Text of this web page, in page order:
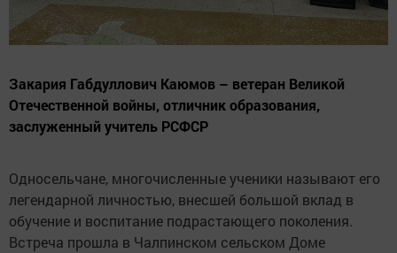
Закария Габдуллович Каюмов – ветеран Великой
Отечественной войны, отличник образования,
заслуженный учитель РСФСР
Односельчане, многочисленные ученики называют его
легендарной личностью, внесшей большой вклад в
обучение и воспитание подрастающего поколения.
Встреча прошла в Чалпинском сельском Доме